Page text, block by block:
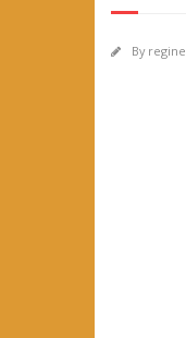
By regine